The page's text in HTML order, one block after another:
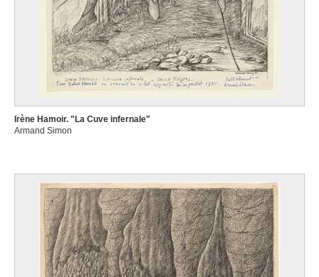
Irène Hamoir. "La Cuve infernale"
Armand Simon